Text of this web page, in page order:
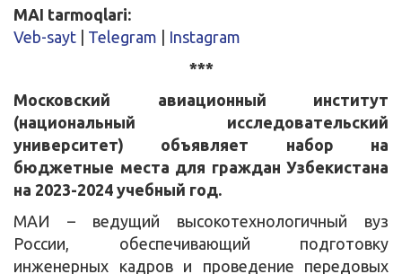
MAI tarmoqlari:
Veb-sayt
Telegram
Instagram
***
Московский авиационный институт
(национальный исследовательский
университет) объявляет набор на
бюджетные места для граждан Узбекистана
на 2023-2024 учебный год.
МАИ – ведущий высокотехнологичный вуз
России, обеспечивающий подготовку
инженерных кадров и проведение передовых